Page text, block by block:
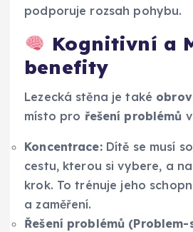
podporuje rozsah pohybu.
Kognitivní a
benefity
Lezecká stěna je také
místo pro řešení problémů
Koncentrace:Dítě se musí
cestu, kterou si vybere, a
krok. To trénuje jeho
a zaměření.
Řešení problémů